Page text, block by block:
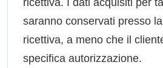
saranno conservati presso
ricettiva, a meno che il
specifica autorizzazione.